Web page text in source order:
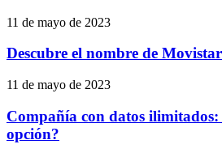
11 de mayo de 2023
Descubre el nombre de
11 de mayo de 2023
Compañía con datos
opción?